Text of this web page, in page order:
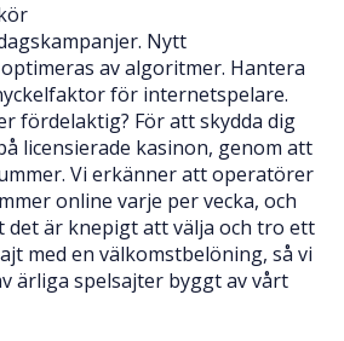
Nytt
av algoritmer. Hantera
för internetspelare.
fördelaktig? För att skydda dig
licensierade kasinon, genom att
Vi erkänner att operatörer
online varje per vecka, och
det är knepigt att välja och tro ett
med en välkomstbelöning, så vi
ärliga spelsajter byggt av vårt